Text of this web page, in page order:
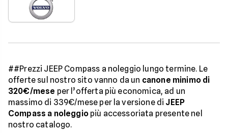
##Prezzi JEEP Compass a noleggio lungo termine. Le
offerte sul nostro sito vanno da un canone minimo di
320€/mese per l’offerta più economica, ad un
massimo di 339€/mese per la versione di JEEP
Compass a noleggiopiù accessoriata presente nel
nostro catalogo.